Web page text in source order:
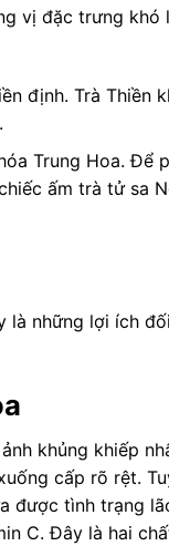
vị đặc trưng khó
định. Trà Thiền
Trung Hoa. Để
ấm trà tử sa
là những lợi ích
khủng khiếp
cấp rõ rệt.
được tình trạng
C. Đây là hai